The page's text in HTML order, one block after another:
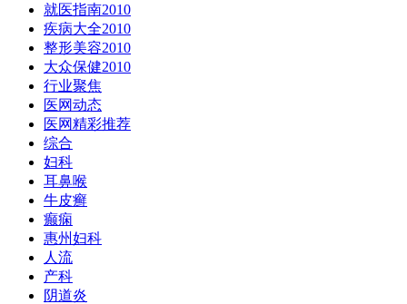
就医指南2010
疾病大全2010
整形美容2010
大众保健2010
行业聚焦
医网动态
医网精彩推荐
综合
妇科
耳鼻喉
牛皮癣
癫痫
惠州妇科
人流
产科
阴道炎